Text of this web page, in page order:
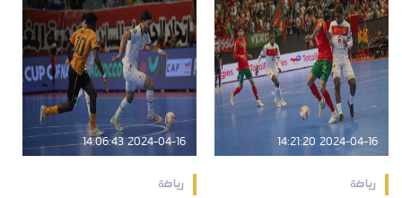
2024-04-16 14:21:20
رياضة
2024-04-16 14:06:43
رياضة